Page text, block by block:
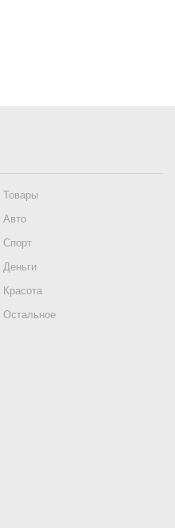
Товары
Авто
Спорт
Деньги
Красота
Остальное